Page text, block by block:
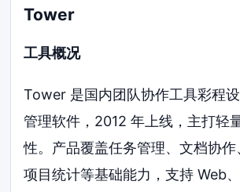
Tower
工具概况
Tower 是国内团队协作工具彩程
管理软件，2012 年上线，主打轻
性。产品覆盖任务管理、文档协
项目统计等基础能力，支持 Web